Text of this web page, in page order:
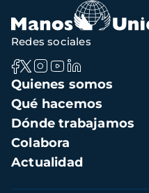
Navegación
principal
Quienes somos
Qué hacemos
Dónde trabajamos
Colabora
Actualidad
Redes sociales